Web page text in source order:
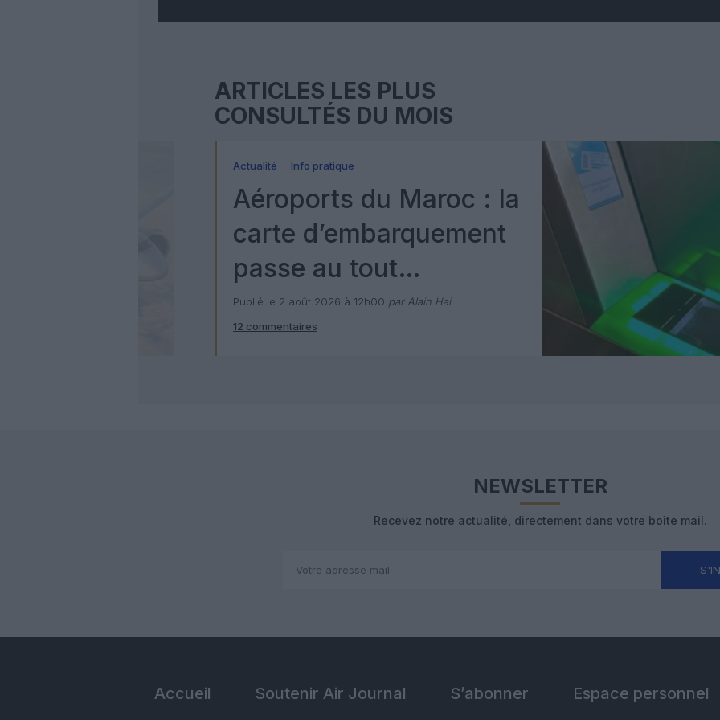
ARTICLES LES PLUS
CONSULTÉS DU MOIS
Actualité Info pratique
Aéroports du Maroc : la
carte d’embarquement
passe au tout
numérique avec Pax
Check
Publié le 2 août 2026 à 12h00 par Alain Hai
12 commentaires
NEWSLETTER
Recevez notre actualité, directement dans votre boîte mail.
Accueil Soutenir Air Journal S’abonner Espace personnel